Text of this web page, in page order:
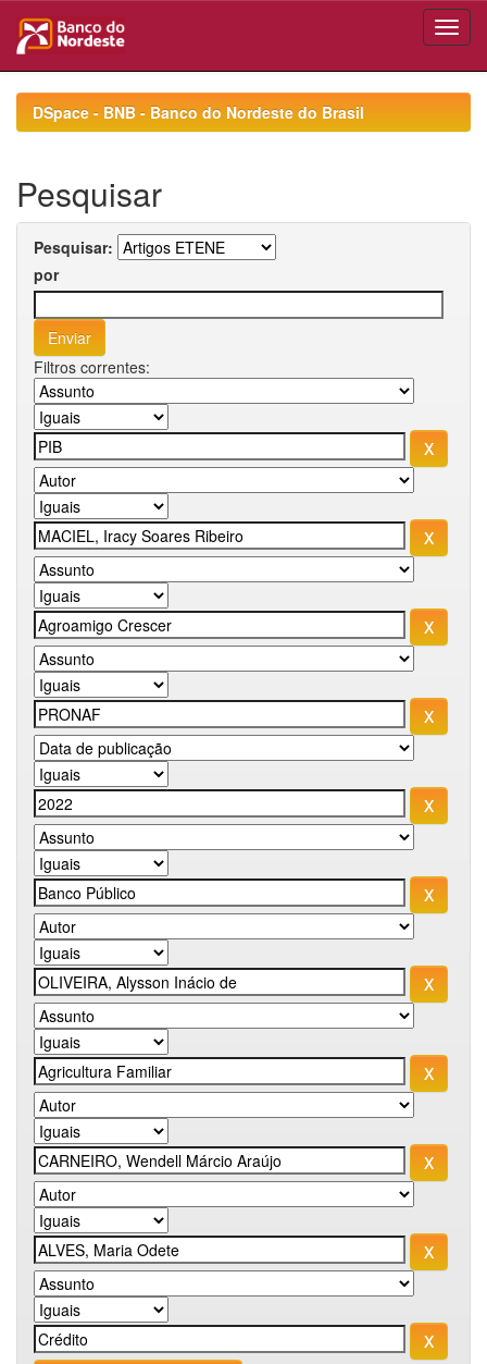
navigationDSpace - BNB - Banco do Nordeste do Brasil
Pesquisar
Pesquisar:
por
Filtros correntes: